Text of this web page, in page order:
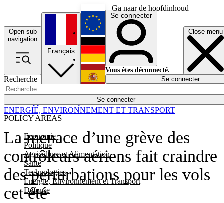
Ga naar de hoofdinhoud
Open sub
navigation
Close menu
Recherche
Se connecter
POLICY AREAS
Economie
Politique
Agriculture et Alimentation
Santé
Technologies
Energie, Environnement et Transport
Défense
Économie
Français
English
Deutsch
Español
Se connecter
Vous êtes déconnecté.
Se connecter
La menace d’une grève des
contrôleurs aériens fait craindre
des perturbations pour les vols
cet été
ENERGIE, ENVIRONNEMENT ET TRANSPORT